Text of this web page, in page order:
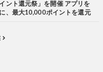
ント還元祭」を開催 アプリを
、最大10,000ポイントを還元